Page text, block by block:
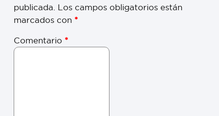
publicada. Los campos obligatorios están
marcados con *
Comentario *